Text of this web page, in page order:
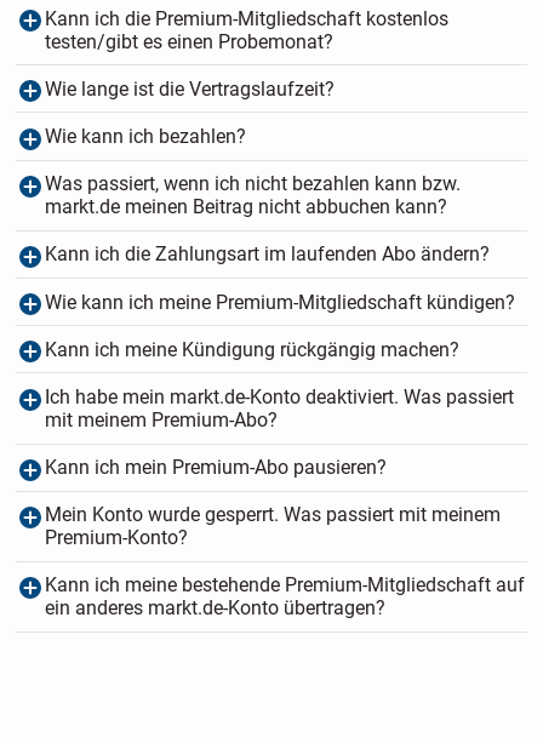
Kann ich die Premium-Mitgliedschaft kostenlos
testen/gibt es einen Probemonat?
Wie lange ist die Vertragslaufzeit?
Wie kann ich bezahlen?
Was passiert, wenn ich nicht bezahlen kann bzw.
markt.de meinen Beitrag nicht abbuchen kann?
Kann ich die Zahlungsart im laufenden Abo ändern?
Wie kann ich meine Premium-Mitgliedschaft kündigen?
Kann ich meine Kündigung rückgängig machen?
Ich habe mein markt.de-Konto deaktiviert. Was passiert
mit meinem Premium-Abo?
Kann ich mein Premium-Abo pausieren?
Mein Konto wurde gesperrt. Was passiert mit meinem
Premium-Konto?
Kann ich meine bestehende Premium-Mitgliedschaft auf
ein anderes markt.de-Konto übertragen?